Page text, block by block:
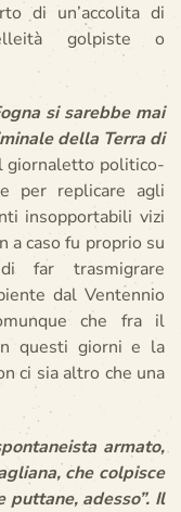
di un’accolita di
golpiste o
si sarebbe mai
della Terra di
giornaletto politico-
per replicare agli
insopportabili vizi
a caso fu proprio su
far trasmigrare
dal Ventennio
che fra il
questi giorni e la
ci sia altro che una
armato,
che colpisce
puttane, adesso”. Il